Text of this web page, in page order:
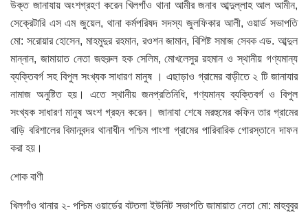
উক্ত জানাযায় অংশগ্রহণ করেন খিলগাঁও থানা আমীর জনাব আব্দুল্লাহ আল আমীন,
সেক্রেটারি এস এম জুয়েল, থানা কর্মপরিষদ সদস্য জুলফিকার আলী, ওয়ার্ড সভাপতি
মো: সরোয়ার হোসেন, মাহমুদুর রহমান, রওশন জামান, বিশিষ্ট সমাজ সেবক এড. আব্দুল
মান্নান, জামায়াত নেতা জহুরুল হক সেলিম, মোখলেসুর রহমান ও স্থানীয় গণ্যমান্য
ব্যক্তিবর্গ সহ বিপুল সংখ্যক সাধারণ মানুষ । এছাড়াও গ্রামের বাড়ীতে ২ টি জানাযার
নামাজ অনুষ্টিত হয়। এতে স্থানীয় জনপ্রতিনিধি, গণ্যমান্য ব্যক্তিবর্গ ও বিপুল
সংখ্যক সাধারণ মানুষ অংশ গ্রহন করেন। জানাযা শেষে মরহুমের কফিন তার গ্রামের
বাড়ি বরিশালের বিমানবন্দর থানাধীন পশ্চিম পাংশা গ্রামের পারিবারিক গোরস্তানে দাফন
করা হয়।
শোক বাণী
খিলগাঁও থানার ২- পশ্চিম ওয়ার্ডের বটতলা ইউনিট সভাপতি জামায়াত নেতা মো: মাহবুবুর